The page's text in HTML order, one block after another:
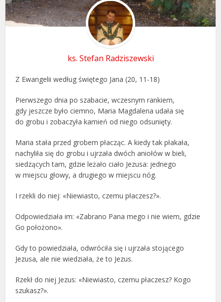
ks. Stefan Radziszewski
Z Ewangelii według świętego Jana (20, 11-18)
Pierwszego dnia po szabacie, wczesnym rankiem,
gdy jeszcze było ciemno, Maria Magdalena udała się
do grobu i zobaczyła kamień od niego odsunięty.
Maria stała przed grobem płacząc. A kiedy tak płakała,
nachyliła się do grobu i ujrzała dwóch aniołów w bieli,
siedzących tam, gdzie leżało ciało Jezusa: jednego
w miejscu głowy, a drugiego w miejscu nóg.
I rzekli do niej: «Niewiasto, czemu płaczesz?».
Odpowiedziała im: «Zabrano Pana mego i nie wiem, gdzie
Go położono».
Gdy to powiedziała, odwróciła się i ujrzała stojącego
Jezusa, ale nie wiedziała, że to Jezus.
Rzekł do niej Jezus: «Niewiasto, czemu płaczesz? Kogo
szukasz?».